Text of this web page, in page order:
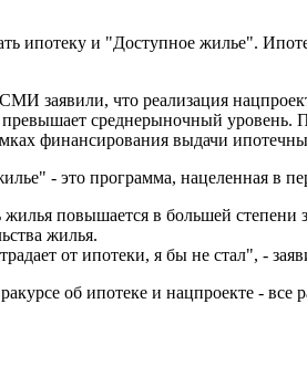
ипотеку и "Доступное жилье".
заявили, что реализация
среднерыночный
финансирования выдачи
- это программа, нацеленная в
жилья повышается в большей
жилья.
от ипотеки, я бы не стал", -
об ипотеке и нацпроекте - все